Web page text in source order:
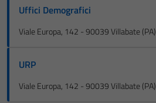
Uffici Demografici
Viale Europa, 142 - 90039 Villabate (PA)
URP
Viale Europa, 142 - 90039 Villabate (PA)